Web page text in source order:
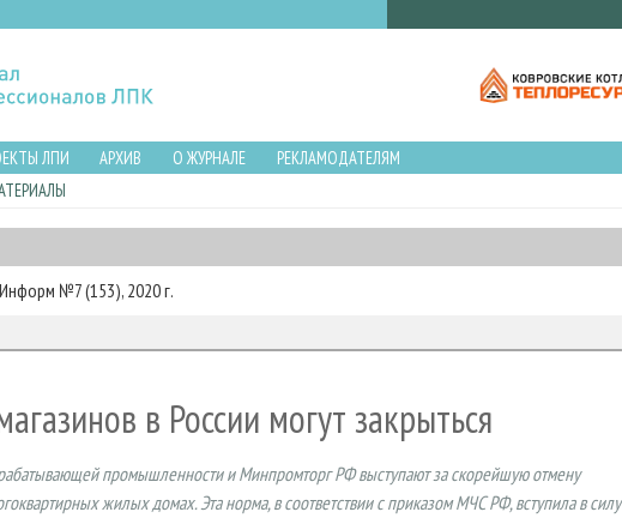
ЛПИ АРХИВ О ЖУРНАЛЕ
РЕКЛАМОДАТЕЛЯМ
№7 (153), 2020 г.
в России могут закрыться
промышленности и Минпромторг РФ выступают за скорейшую отмену
жилых домах. Эта норма, в соответствии с приказом МЧС РФ, вступила в силу